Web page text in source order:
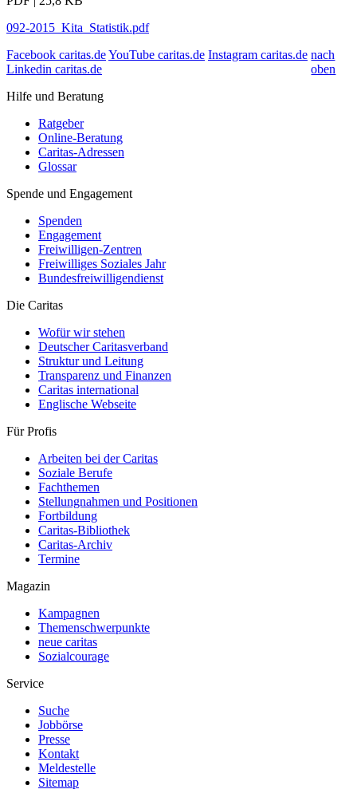
092-2015_Kita_Statistik.pdf
Facebook caritas.deYouTube caritas.de Instagram caritas.de
Linkedin caritas.de
nach
oben
Hilfe und Beratung
Ratgeber
Online-Beratung
Caritas-Adressen
Glossar
Spende und Engagement
Spenden
Engagement
Freiwilligen-Zentren
Freiwilliges Soziales Jahr
Bundesfreiwilligendienst
Die Caritas
Wofür wir stehen
Deutscher Caritasverband
Struktur und Leitung
Transparenz und Finanzen
Caritas international
Englische Webseite
Für Profis
Arbeiten bei der Caritas
Soziale Berufe
Fachthemen
Stellungnahmen und Positionen
Fortbildung
Caritas-Bibliothek
Caritas-Archiv
Termine
Magazin
Kampagnen
Themenschwerpunkte
neue caritas
Sozialcourage
Service
Suche
Jobbörse
Presse
Kontakt
Meldestelle
Sitemap